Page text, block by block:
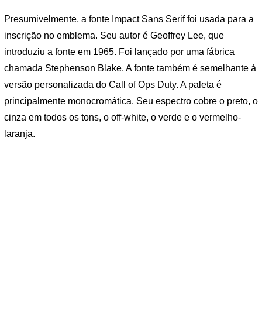
Presumivelmente, a fonte Impact Sans Serif foi usada para a
inscrição no emblema. Seu autor é Geoffrey Lee, que
introduziu a fonte em 1965. Foi lançado por uma fábrica
chamada Stephenson Blake. A fonte também é semelhante à
versão personalizada do Call of Ops Duty. A paleta é
principalmente monocromática. Seu espectro cobre o preto, o
cinza em todos os tons, o off-white, o verde e o vermelho-
laranja.